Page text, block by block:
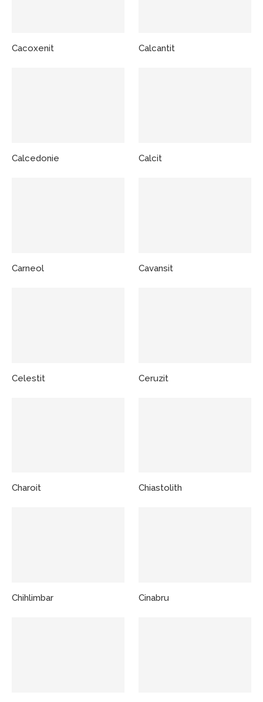
Cacoxenit Calcantit
Calcedonie Calcit
Carneol Cavansit
Celestit Ceruzit
Charoit Chiastolith
Chihlimbar Cinabru